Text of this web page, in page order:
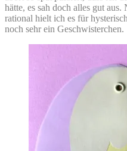
hätte, es sah doch alles gut
rational hielt ich es für
noch sehr ein Geschwisterchen.